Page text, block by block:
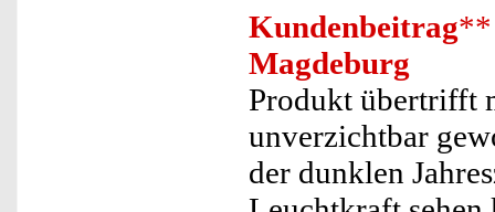
Kundenbeitrag**
Magdeburg
Produkt übertrifft
unverzichtbar
der dunklen